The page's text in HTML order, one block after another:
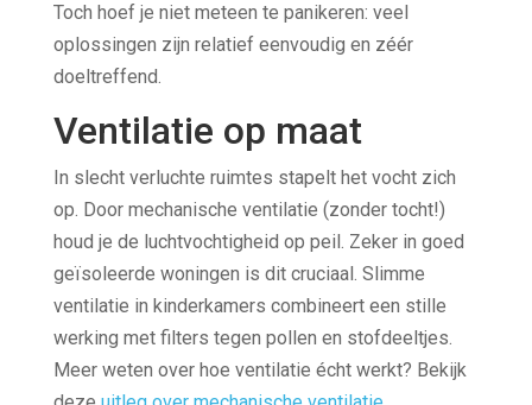
Toch hoef je niet meteen te panikeren: veel
oplossingen zijn relatief eenvoudig en zéér
doeltreffend.
Ventilatie op maat
In slecht verluchte ruimtes stapelt het vocht zich
op. Door mechanische ventilatie (zonder tocht!)
houd je de luchtvochtigheid op peil. Zeker in goed
geïsoleerde woningen is dit cruciaal. Slimme
ventilatie in kinderkamers combineert een stille
werking met filters tegen pollen en stofdeeltjes.
Meer weten over hoe ventilatie écht werkt? Bekijk